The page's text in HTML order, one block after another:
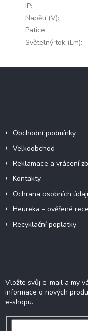
IP:
Napětí (V):
Patice:
Světelný tok (Lm):
Obchodní podmínky
Velkoobchod
Reklamace a vrácení
Kontakty
Ochrana osobních
Heureka - ověřené
Recyklační poplatky
Vložte svůj e-mail a my
informace o nových
e-shopu.